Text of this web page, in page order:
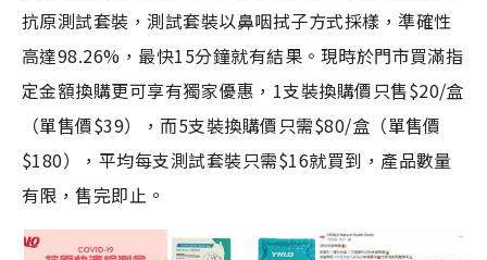
抗原測試套裝，測試套裝以鼻咽拭子方式採樣，準確性
高達98.26%，最快15分鐘就有結果。現時於門市買滿指
定金額換購更可享有獨家優惠，1支裝換購價只售$20/盒
（單售價$39），而5支裝換購價只需$80/盒（單售價
$180），平均每支測試套裝只需$16就買到，產品數量
有限，售完即止。